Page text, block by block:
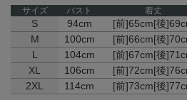
サイズ バスト 着丈
S 94cm [前]65cm[後
M
100cm [前]66cm[後
L
104cm [前]67cm[後
XL
106cm [前]72cm[後
2XL
114cm [前]73cm[後